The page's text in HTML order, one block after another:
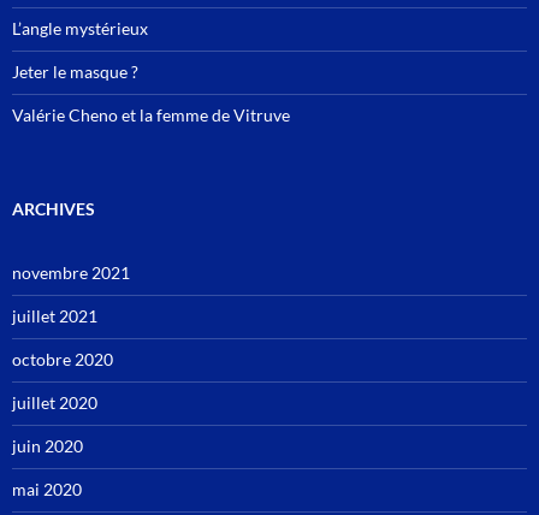
L’angle mystérieux
Jeter le masque ?
Valérie Cheno et la femme de Vitruve
ARCHIVES
novembre 2021
juillet 2021
octobre 2020
juillet 2020
juin 2020
mai 2020